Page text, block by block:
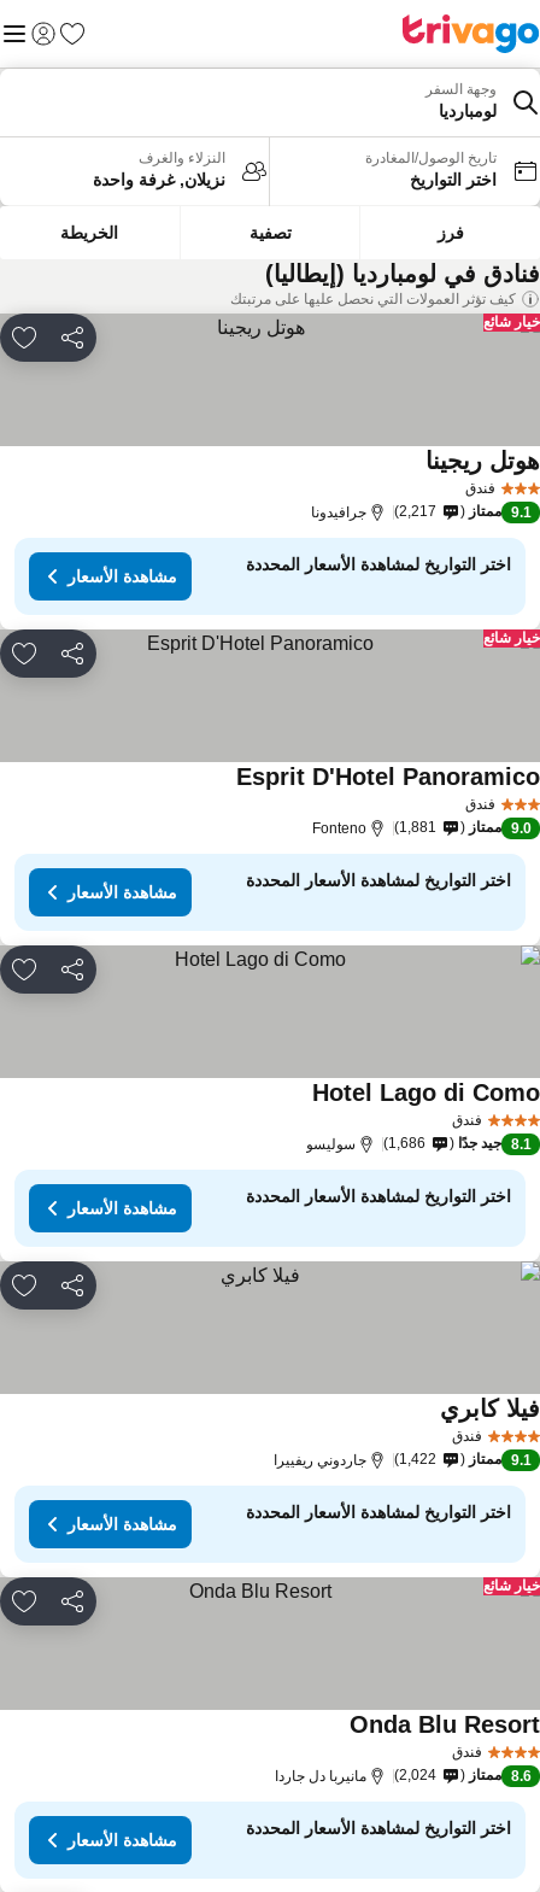
المفضلة
تسجيل
وجهة السفر
لومبارديا
تاريخ الوصول/المغادرة
اختر التواريخ
النزلاء والغرف
نزيلان, غرفة واحدة
فرز تصفية الخريطة
في لومبارديا (إيطاليا)
كيف تؤثر العمولات التي نحصل عليها على مرتبتك
مشاركة
شائع
فندق
ريجينامشاهدة الأسعار
9.1 ممتاز 2,217 جرافيدونا
اختر التواريخ لمشاهدة الأسعار المحددة
مشاهدة الأسعار
مشاركة
شائع
فندق
Esprit D'Hotelمشاهدة الأسعار
9.0 ممتاز 1,881
Fonteno
اختر التواريخ لمشاهدة الأسعار المحددة
مشاهدة الأسعار
مشاركة
فندق
Hotel Lago diمشاهدة الأسعار
8.1 جيد جدًا 1,686 سوليسو
اختر التواريخ لمشاهدة الأسعار المحددة
مشاهدة الأسعار
مشاركة
فندق
كابريمشاهدة الأسعار
9.1 ممتاز 1,422 جاردوني ريفييرا
اختر التواريخ لمشاهدة الأسعار المحددة
مشاهدة الأسعار
مشاركة
شائع
فندق
Onda Bluمشاهدة الأسعار
8.6 ممتاز 2,024 مانيربا دل جاردا
اختر التواريخ لمشاهدة الأسعار المحددة
مشاهدة الأسعار